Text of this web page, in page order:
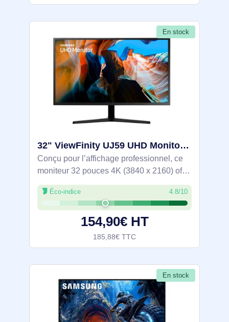
En stock
32" ViewFinity UJ59 UHD Monitor - LU32J590UQPXEN
Conçu pour l’affichage professionnel, ce
moniteur 32 pouces 4K (3840 x 2160) offre
un large espace de travail et des détails
précis. Dalle VA 60 Hz, temps de réponse
4 ms et angles 178°. Couverture
Éco-indice 4.8/10
154,90€ HT
185,88€ TTC
En stock